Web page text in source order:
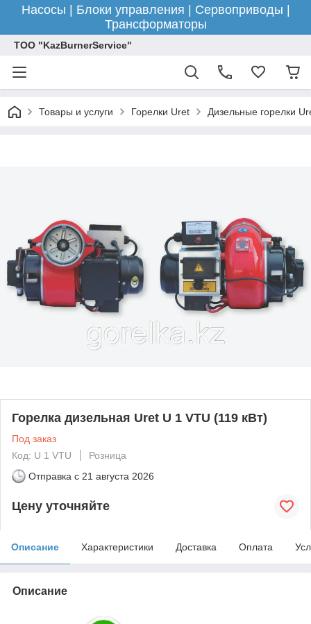
Насосы | Блоки управления | Сервоприводы |
Трансформаторы
ТОО "KazBurnerService"
Товары и услуги Горелки Uret Дизельные горелки
Горелка дизельная Uret U 1 VTU (119 кВт)
Под заказ
Код: U 1 VTU
Розница
Отправка с 21 августа 2026
Цену уточняйте
Описание Характеристики Доставка Оплата
Описание